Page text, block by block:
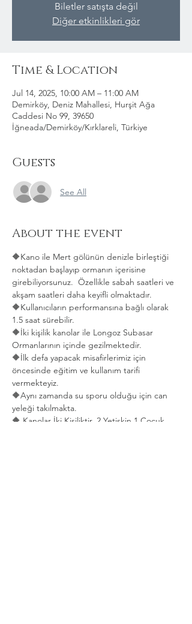
Biletler satışta değil
Diğer etkinlikleri gör
Time & Location
Jul 14, 2025, 10:00 AM – 11:00 AM
Demirköy, Deniz Mahallesi, Hurşit Ağa
Caddesi No 99, 39650
İğneada/Demirköy/Kırklareli, Türkiye
Guests
See All
About the event
🔶Kano ile Mert gölünün denizle birleştiği
noktadan başlayıp ormanın içerisine
girebiliyorsunuz.  Özellikle sabah saatleri ve
akşam saatleri daha keyifli olmaktadır.
🔶Kullanıcıların performansına bağlı olarak
1.5 saat sürebilir.
🔶İki kişilik kanolar ile Longoz Subasar
Ormanlarının içinde gezilmektedir.
🔶İlk defa yapacak misafirlerimiz için
öncesinde eğitim ve kullanım tarifi
vermekteyiz.
🔶Aynı zamanda su sporu olduğu için can
yeleği takılmakta.
🔶 Kanolar İki Kişiliktir. 2 Yetişkin 1 Çocuk